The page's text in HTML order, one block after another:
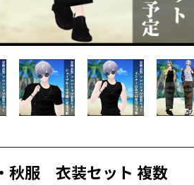
秋服 衣装セット 複数